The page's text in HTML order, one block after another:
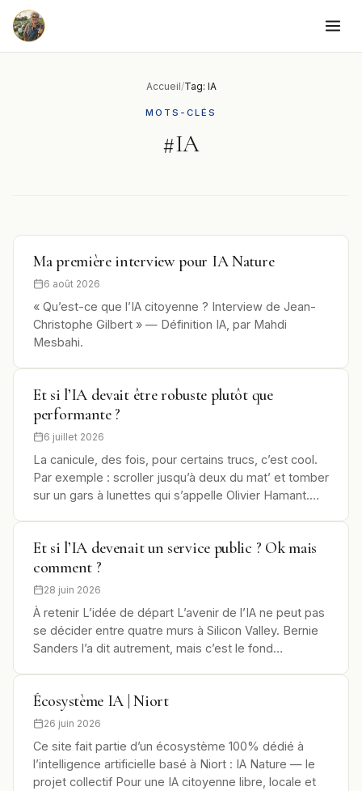
content
Accueil/Tag: IA
MOTS-CLÉS
#IA
Ma première interview pour IA Nature
6 août 2026
« Qu’est-ce que l’IA citoyenne ? Interview de Jean-
Christophe Gilbert » — Définition IA, par Mahdi
Mesbahi.
Et si l’IA devait être robuste plutôt que
performante ?
6 juillet 2026
La canicule, des fois, pour certains trucs, c’est cool.
Par exemple : scroller jusqu’à deux du mat’ et tomber
sur un gars à lunettes qui s’appelle Olivier Hamant.…
Et si l’IA devenait un service public ? Ok mais
comment ?
28 juin 2026
À retenir L’idée de départ L’avenir de l’IA ne peut pas
se décider entre quatre murs à Silicon Valley. Bernie
Sanders l’a dit autrement, mais c’est le fond…
Écosystème IA | Niort
26 juin 2026
Ce site fait partie d’un écosystème 100% dédié à
l’intelligence artificielle basé à Niort : IA Nature — le
projet collectif Pour une IA citoyenne libre, locale et